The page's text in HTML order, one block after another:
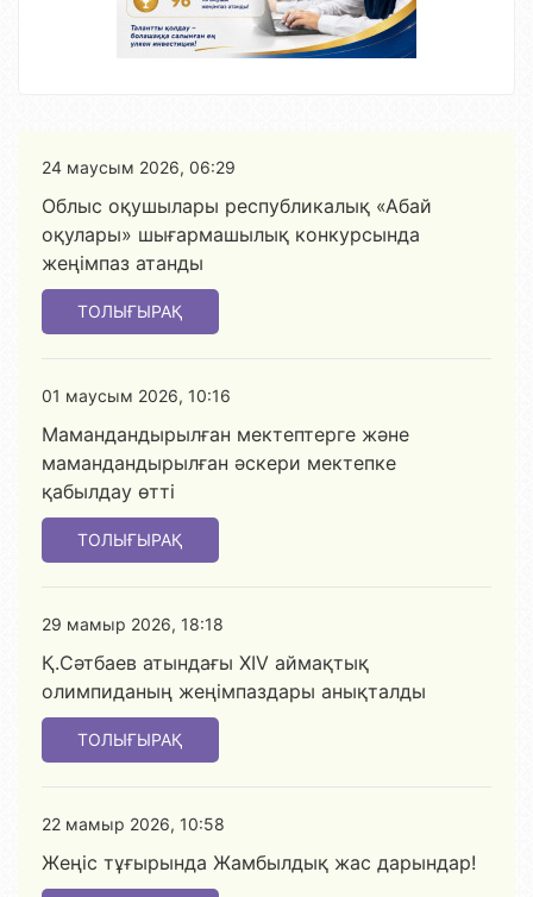
24 маусым 2026, 06:29
Облыс оқушылары республикалық «Абай
оқулары» шығармашылық конкурсында
жеңімпаз атанды
ТОЛЫҒЫРАҚ
01 маусым 2026, 10:16
Мамандандырылған мектептерге және
мамандандырылған әскери мектепке
қабылдау өтті
ТОЛЫҒЫРАҚ
29 мамыр 2026, 18:18
Қ.Сәтбаев атындағы XIV аймақтық
олимпиданың жеңімпаздары анықталды
ТОЛЫҒЫРАҚ
22 мамыр 2026, 10:58
Жеңіс тұғырында Жамбылдық жас дарындар!